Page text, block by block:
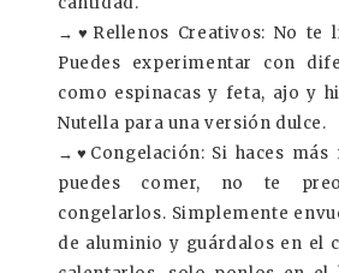
→ ♥ Rellenos Creativos: No te
Puedes experimentar con
como espinacas y feta, ajo y
Nutella para una versión dulce.
→ ♥ Congelación: Si haces más
puedes comer, no te
congelarlos. Simplemente
de aluminio y guárdalos en el